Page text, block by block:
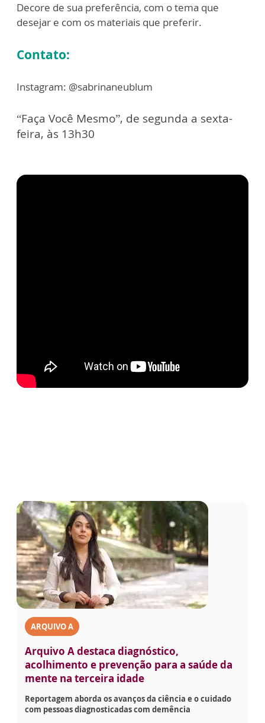
Decore de sua preferência, com o tema que
desejar e com os materiais que preferir.
Contato:
Instagram: @sabrinaneublum
“Faça Você Mesmo”, de segunda a sexta-
feira, às 13h30
ARQUIVO A
Arquivo A destaca diagnóstico,
acolhimento e prevenção para a saúde da
mente na terceira idade
Reportagem aborda os avanços da ciência e o cuidado
com pessoas diagnosticadas com demência